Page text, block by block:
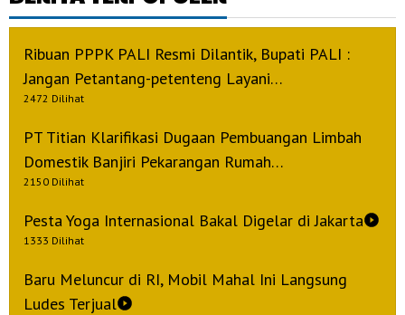
Ribuan PPPK PALI Resmi Dilantik, Bupati PALI :
Jangan Petantang-petenteng Layani…
2472 Dilihat
PT Titian Klarifikasi Dugaan Pembuangan Limbah
Domestik Banjiri Pekarangan Rumah…
2150 Dilihat
Pesta Yoga Internasional Bakal Digelar di Jakarta
1333 Dilihat
Baru Meluncur di RI, Mobil Mahal Ini Langsung
Ludes Terjual